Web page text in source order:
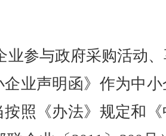
参与政府采购活动、
业声明函》作为中
按照《办法》规定和